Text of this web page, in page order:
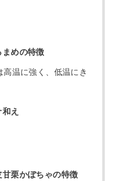
めの特徴
高温に強く、低温にき
え
栗かぼちゃの特徴